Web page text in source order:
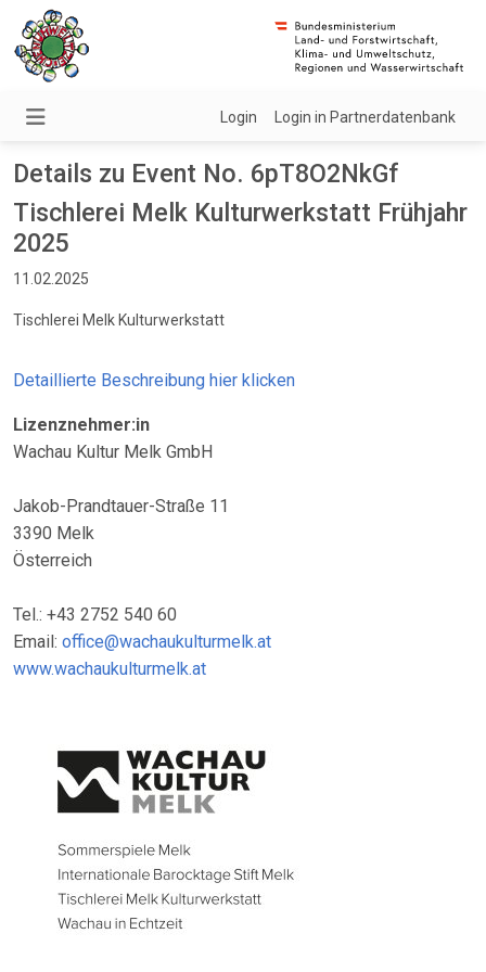
Login Login in Partnerdatenbank
Details zu Event No. 6pT8O2NkGf
Tischlerei Melk Kulturwerkstatt Frühjahr
2025
11.02.2025
Tischlerei Melk Kulturwerkstatt
Detaillierte Beschreibung hier klicken
Lizenznehmer:in
Wachau Kultur Melk GmbH
Jakob-Prandtauer-Straße 11
3390 Melk
Österreich
Tel.: +43 2752 540 60
Email: office@wachaukulturmelk.at
www.wachaukulturmelk.at